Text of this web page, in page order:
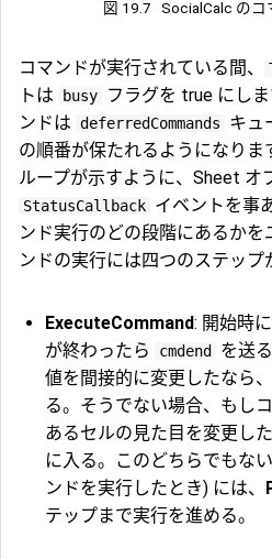
図 19.7 SocialCalc の
コマンドが実行されている間、
トは
busy
フラグを true にし
ンドは deferredCommands
キュ
の順番が保たれるようになりま
ループが示すように、Sheet オ
StatusCallback イベントを事
ンド実行のどの段階にあるかを
ンドの実行には四つのステップ
ExecuteCommand: 開始時に
が終わったら
cmdend
を送
値を間接的に変更したなら、
る。そうでない場合、もし
あるセルの見た目を変更した
に入る。このどちらでもな
ンドを実行したとき) には、
テップまで実行を進める。